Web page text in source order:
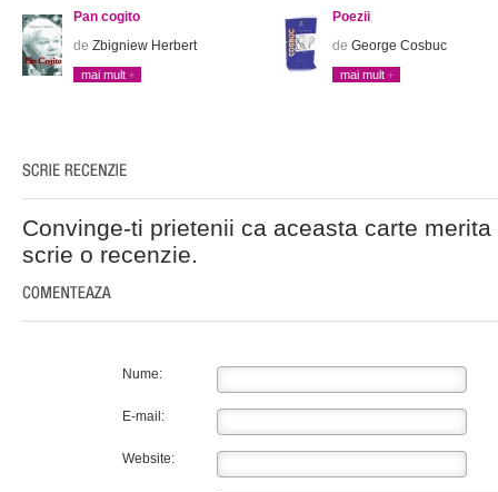
Pan cogito
de Zbigniew Herbert
mai mult
Poezii
de George Cosbuc
mai mult
Convinge-ti prietenii ca aceasta carte
scrie o recenzie.
Nume:
E-mail:
Website: